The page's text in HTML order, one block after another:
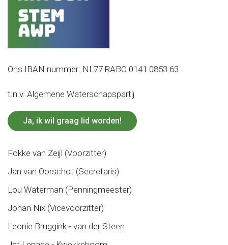
Ons IBAN nummer: NL77 RABO 0141 0853 63
t.n.v. Algemene Waterschapspartij
Ja, ik wil graag lid worden!
Fokke van Zeijl (Voorzitter)
Jan van Oorschot (Secretaris)
Lou Waterman (Penningmeester)
Johan Nix (Vicevoorzitter)
Leonie Bruggink - van der Steen